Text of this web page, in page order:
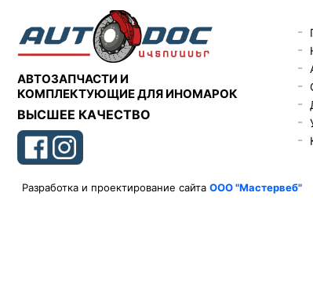
АВТОЗАПЧАСТИ И
КОМПЛЕКТУЮЩИЕ ДЛЯ ИНОМАРОК
ВЫСШЕЕ КАЧЕСТВО
Разработка и проектирование сайта ООО "Мастервеб"